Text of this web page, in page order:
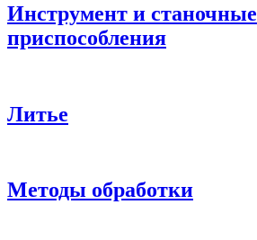
Инструмент и станочные
приспособления
Литье
Методы обработки